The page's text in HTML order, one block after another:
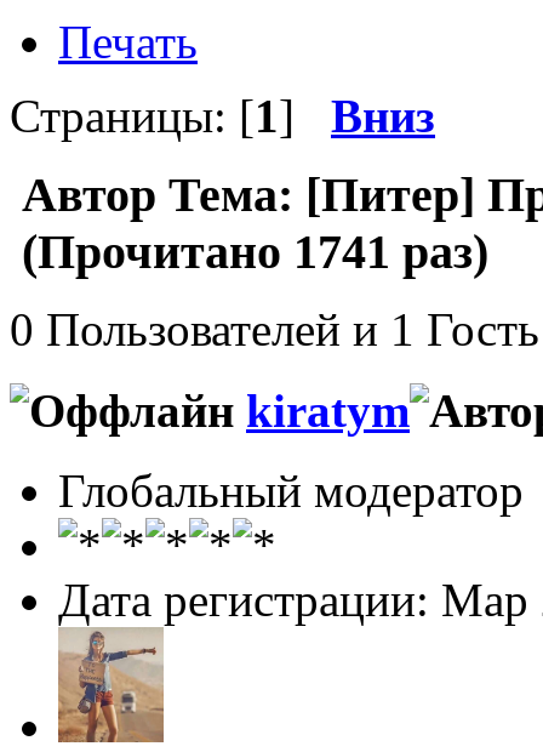
Печать
Страницы: [1] Вниз
Автор Тема: [Питер]
(Прочитано 1741 раз)
0 Пользователей и 1
kiratym
Глобальный модератор
Дата регистрации: Мар